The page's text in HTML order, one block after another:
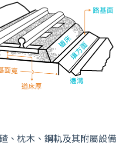
、枕木、鋼軌及其附屬設備